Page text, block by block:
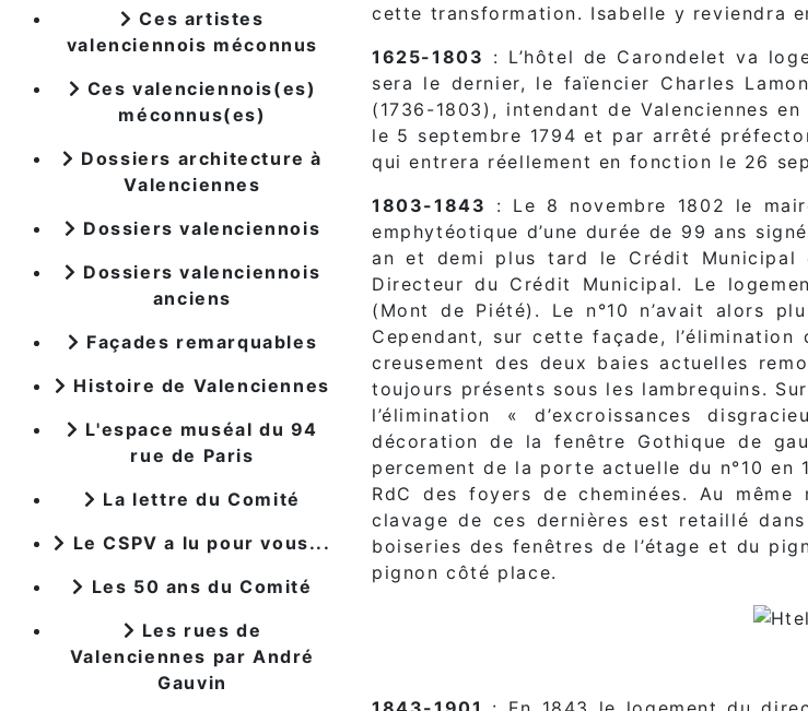
Ces artistes
valenciennois méconnus
Ces valenciennois(es)
méconnus(es)
Dossiers architecture à
Valenciennes
Dossiers valenciennois
Dossiers valenciennois
anciens
Façades remarquables
Histoire de Valenciennes
L'espace muséal du 94
rue de Paris
La lettre du Comité
Le CSPV a lu pour vous...
Les 50 ans du Comité
Les rues de
Valenciennes par André
Gauvin
cette transformation. Isabelle y reviendra
1625-1803 : L’hôtel de Carondelet va
sera le dernier, le faïencier Charles
(1736-1803), intendant de Valenciennes
le 5 septembre 1794 et par arrêté
qui entrera réellement en fonction le 26
1803-1843
: Le 8 novembre 1802 le
emphytéotique d’une durée de 99 ans
an et demi plus tard le Crédit Municipal
Directeur du Crédit Municipal. Le
(Mont de Piété). Le n°10 n’avait alors
Cependant, sur cette façade,
creusement des deux baies actuelles
toujours présents sous les lambrequins.
l’élimination « d’excroissances
décoration de la fenêtre Gothique de
percement de la porte actuelle du n°10 en
RdC des foyers de cheminées. Au
clavage de ces dernières est retaillé
boiseries des fenêtres de l’étage et du
pignon côté place.